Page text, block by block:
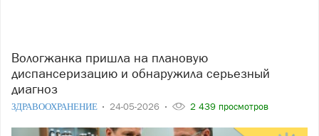
Вологжанка пришла на плановую
диспансеризацию и обнаружила серьезный
диагноз
ЗДРАВООХРАНЕНИЕ 24-05-2026 2 439 просмотров